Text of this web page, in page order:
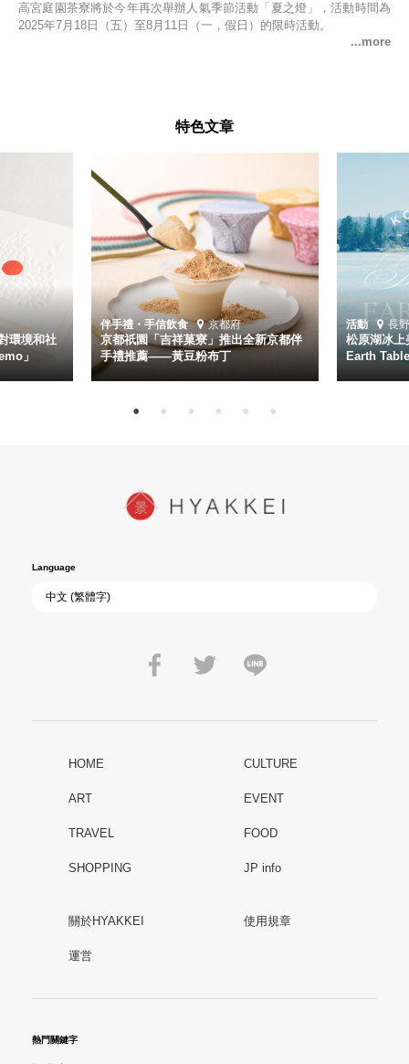
高宮庭園茶寮將於今年再次舉辦人氣季節活動「夏之燈」，活動時間為
2025年7月18日（五）至8月11日（一，假日）的限時活動。
特色文章
環境和社
」
伴手禮・手信飲食 京都府
京都祇園「吉祥菓寮」推出全新京都伴
手禮推薦——黃豆粉布丁
活動 長
松原湖冰
Earth
Language
HOME CULTURE
ART EVENT
TRAVEL FOOD
SHOPPING JP info
關於HYAKKEI 使用規章
運営
熱門關鍵字